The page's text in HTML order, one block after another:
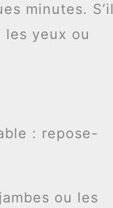
minutes. S’il
les yeux ou
: repose-
ou les